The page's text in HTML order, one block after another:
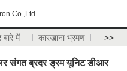
Co.,Ltd
बारे में कारखाना भ्रमण >>
संगत ब्रदर ड्रम यूनिट डीआर